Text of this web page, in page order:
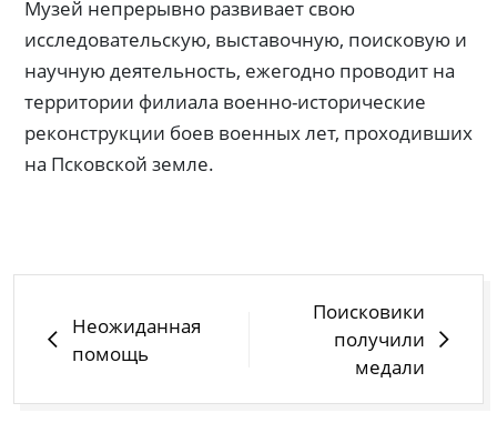
Музей непрерывно развивает свою
исследовательскую, выставочную, поисковую и
научную деятельность, ежегодно проводит на
территории филиала военно-исторические
реконструкции боев военных лет, проходивших
на Псковской земле.
Неожиданная
помощь
Поисковики
получили
медали